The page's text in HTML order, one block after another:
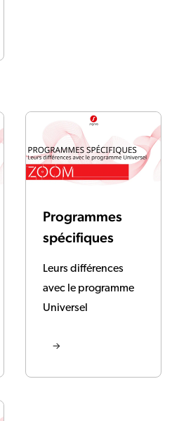
Programmes
spécifiques
Leurs différences
avec le programme
Universel